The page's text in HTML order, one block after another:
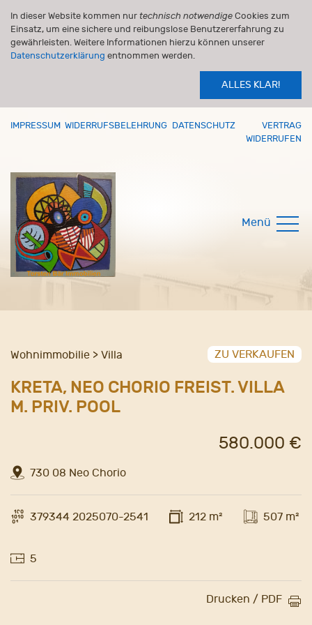
In dieser Website kommen nur technisch notwendige Cookies zum
Einsatz, um eine sichere und reibungslose Benutzererfahrung zu
gewährleisten. Weitere Informationen hierzu können unserer
Datenschutzerklärung entnommen werden.
ALLES KLAR!
IMPRESSUM WIDERRUFSBELEHRUNG DATENSCHUTZ
VERTRAG
WIDERRUFEN
Menü
Wohnimmobilie > Villa ZU VERKAUFEN
KRETA, NEO CHORIO FREIST. VILLA
M. PRIV. POOL
730 08 Neo Chorio
580.000 €
379344 2025070-2541 212 m² 507 m²
5
Drucken / PDF